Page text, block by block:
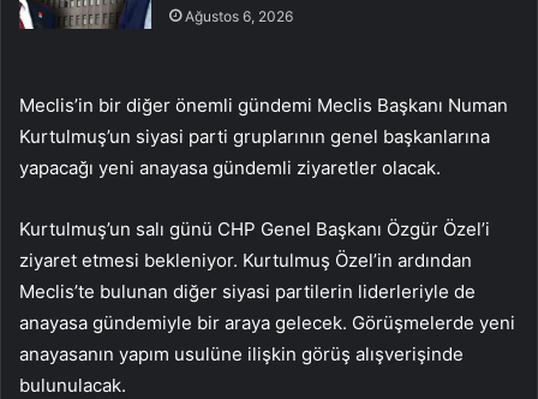
Ağustos 6, 2026
Meclis’in bir diğer önemli gündemi Meclis Başkanı Numan
Kurtulmuş’un siyasi parti gruplarının genel başkanlarına
yapacağı yeni anayasa gündemli ziyaretler olacak.
Kurtulmuş’un salı günü CHP Genel Başkanı Özgür Özel’i
ziyaret etmesi bekleniyor. Kurtulmuş Özel’in ardından
Meclis’te bulunan diğer siyasi partilerin liderleriyle de
anayasa gündemiyle bir araya gelecek. Görüşmelerde yeni
anayasanın yapım usulüne ilişkin görüş alışverişinde
bulunulacak.